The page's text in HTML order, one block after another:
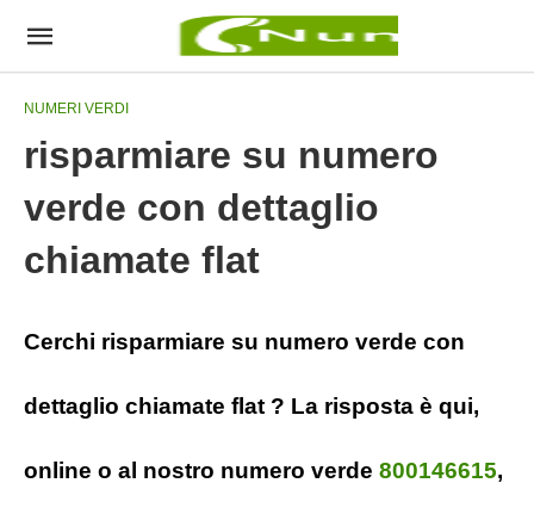
NUMERI VERDI
risparmiare su numero
verde con dettaglio
chiamate flat
Cerchi risparmiare su numero verde con
dettaglio chiamate flat ? La risposta è qui,
online o al nostro numero verde 800146615,